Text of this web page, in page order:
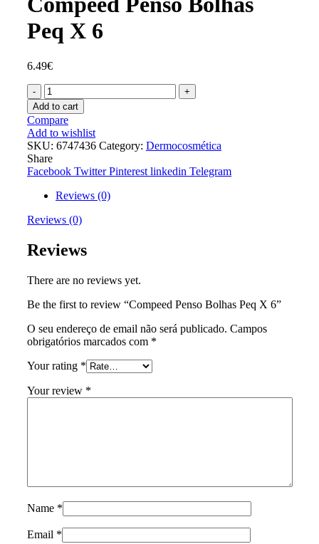
Peq X 6
6.49€
Compeed
Penso
Bolhas
Peq
X
6
quantity
Add to cart
Compare
Add to wishlist
SKU: 6747436 Category: Dermocosmética
Share
Facebook Twitter Pinterest linkedin Telegram
Reviews (0)
Reviews (0)
Reviews
There are no reviews yet.
Be the first to review “Compeed Penso Bolhas Peq X 6”
O seu endereço de email não será publicado. Campos
obrigatórios marcados com *
Your rating *
Your review *
Name *
Email *